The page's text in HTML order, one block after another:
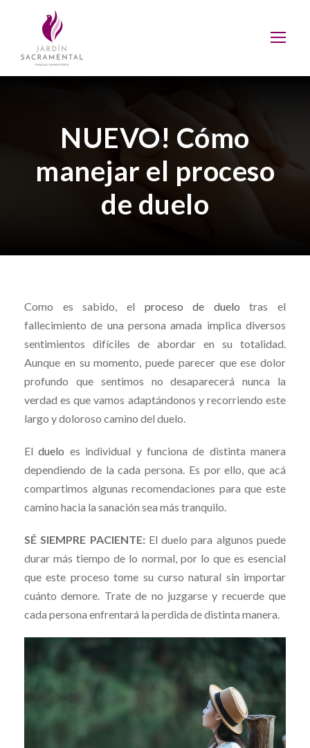
NUEVO! Cómo
manejar el proceso
de duelo
Como es sabido, el proceso de duelo tras el
fallecimiento de una persona amada implica diversos
sentimientos difíciles de abordar en su totalidad.
Aunque en su momento, puede parecer que ese dolor
profundo que sentimos no desaparecerá nunca la
verdad es que vamos adaptándonos y recorriendo este
largo y doloroso camino del duelo.
Elduelo es individual y funciona de distinta manera
dependiendo de la cada persona. Es por ello, que acá
compartimos algunas recomendaciones para que este
camino hacia la sanación sea más tranquilo.
SÉ SIEMPRE PACIENTE:El duelo para algunos puede
durar más tiempo de lo normal, por lo que es esencial
que este proceso tome su curso natural sin importar
cuánto demore. Trate de no juzgarse y recuerde que
cada persona enfrentará la perdida de distinta manera.